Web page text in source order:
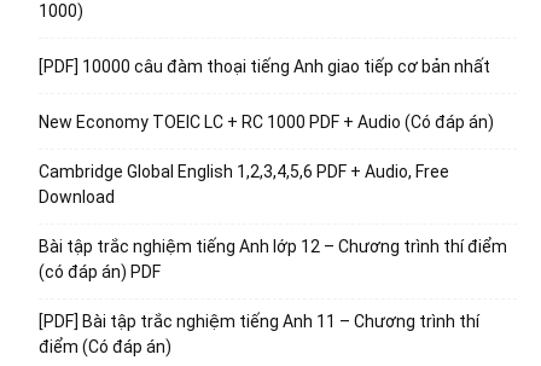
1000)
[PDF] 10000 câu đàm thoại tiếng Anh giao tiếp cơ bản nhất
New Economy TOEIC LC + RC 1000 PDF + Audio (Có đáp án)
Cambridge Global English 1,2,3,4,5,6 PDF + Audio, Free
Download
Bài tập trắc nghiệm tiếng Anh lớp 12 – Chương trình thí điểm
(có đáp án) PDF
[PDF] Bài tập trắc nghiệm tiếng Anh 11 – Chương trình thí
điểm (Có đáp án)